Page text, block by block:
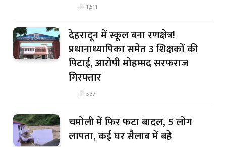
1,511
देहरादून में स्कूल बना रणक्षेत्र!
प्रधानाध्यापिका समेत 3 शिक्षकों की
पिटाई, आरोपी मोहम्मद सरफराज
गिरफ्तार
537
चमोली में फिर फटा बादल, 5 लोग
लापता, कई घर सैलाब में बहे